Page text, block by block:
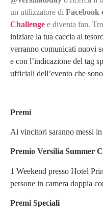
un utilizzatore di Facebook
Challenge e diventa fan.
iniziare la tua caccia al
verranno comunicati nuovi
e con l’indicazione del tag
ufficiali dell’evento che sono
Premi
Ai vincitori saranno messi
Premio Versilia Summer
1 Weekend presso Hotel
persone in camera doppia
Premi Speciali